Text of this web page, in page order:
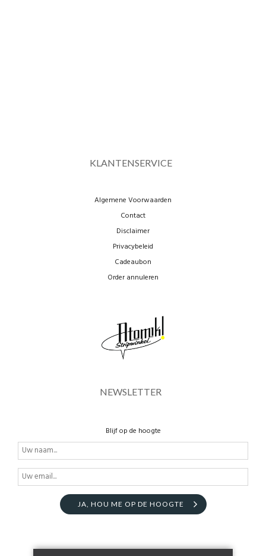
KLANTENSERVICE
Algemene Voorwaarden
Contact
Disclaimer
Privacybeleid
Cadeaubon
Order annuleren
NEWSLETTER
Blijf op de hoogte
JA, HOU ME OP DE HOOGTE